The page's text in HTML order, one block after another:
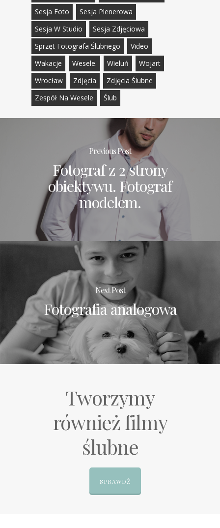
Sesja Foto
Sesja Plenerowa
Sesja W Studio
Sesja Zdjęciowa
Sprzęt Fotografa Ślubnego
Video
Wakacje
Wesele. Wieluń
Wojart
Wrocław
Zdjęcia
Zdjęcia Ślubne
Zespół Na Wesele
Ślub
Previous Post
Fotograf z 2 strony
obiektywu. Fotograf
modelem.
Next Post
Fotografia analogowa
Tworzymy
również filmy
ślubne
SPRAWDŹ